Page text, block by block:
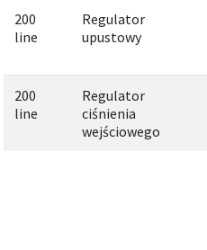
200
line
Regulator
upustowy
200
line
Regulator
ciśnienia
wejściowego